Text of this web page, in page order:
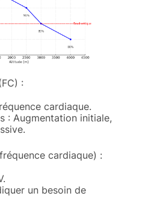
:
cardiaque.
: Augmentation initiale,
cardiaque) :
un besoin de